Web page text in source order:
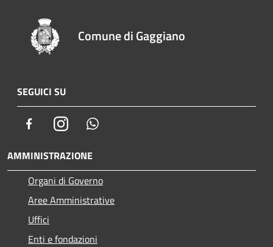
Comune di Gaggiano
SEGUICI SU
FacebookInstagram
AMMINISTRAZIONE
Organi di Governo
Aree Amministrative
Uffici
Enti e fondazioni